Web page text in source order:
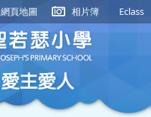
網頁地圖 相片簿 Eclass